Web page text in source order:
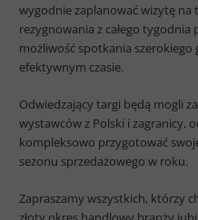
wygodnie zaplanować wizytę na
rezygnowania z całego tygodnia
możliwość spotkania
efektywnym czasie.
Odwiedzający targi będą mogli
wystawców z Polski i zagranicy,
kompleksowo przygotować
sezonu sprzedażowego w roku.
Zapraszamy wszystkich, którzy